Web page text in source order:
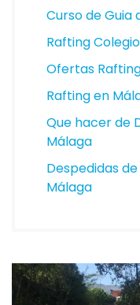
Curso de Guia
Rafting
Ofertas
Rafting en
Que hacer de
Málaga
Despedidas
Málaga